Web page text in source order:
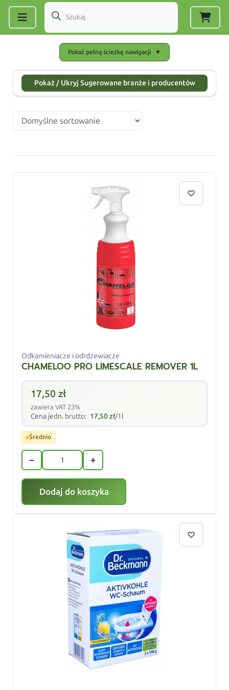
Pokaż pełną ścieżkę nawigacji ▼
Pokaż / Ukryj Sugerowane branże i producentów
Odkamieniacze i odrdzewiacze
CHAMELOO PRO LIMESCALE REMOVER 1L
17,50zł
zawiera VAT 23%
Cena jedn. brutto: 17,50zł/1l
Średnio
− +
Dodaj do koszyka